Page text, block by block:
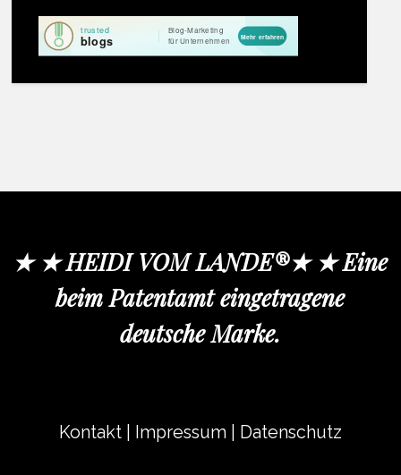
★ ★ HEIDI VOM LANDE®★ ★ Eine
beim Patentamt eingetragene
deutsche Marke.
Kontakt Impressum Datenschutz